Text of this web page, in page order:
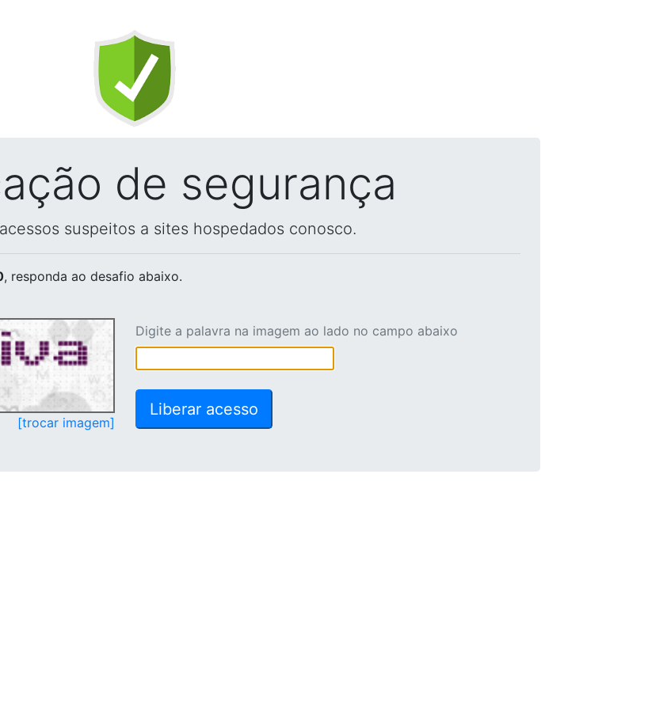
de segurança
suspeitos a sites hospedados conosco.
, responda ao desafio abaixo.
[trocar imagem]
Digite a palavra na imagem ao lado no campo abaixo